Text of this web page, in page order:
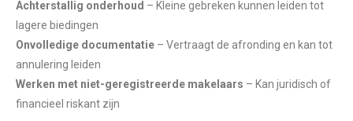
Achterstallig onderhoud – Kleine gebreken kunnen leiden tot
lagere biedingen
Onvolledige documentatie – Vertraagt de afronding en kan tot
annulering leiden
Werken met niet-geregistreerde makelaars – Kan juridisch of
financieel riskant zijn